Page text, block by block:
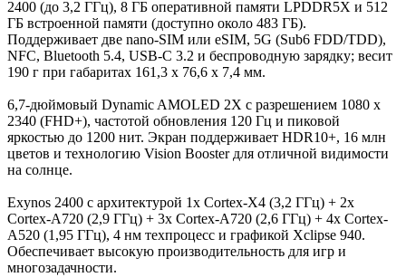
2400 (до 3,2 ГГц), 8 ГБ оперативной памяти LPDDR5X и 512
ГБ встроенной памяти (доступно около 483 ГБ).
Поддерживает две nano-SIM или eSIM, 5G (Sub6 FDD/TDD),
NFC, Bluetooth 5.4, USB-C 3.2 и беспроводную зарядку; весит
190 г при габаритах 161,3 x 76,6 x 7,4 мм.
6,7-дюймовый Dynamic AMOLED 2X с разрешением 1080 x
2340 (FHD+), частотой обновления 120 Гц и пиковой
яркостью до 1200 нит. Экран поддерживает HDR10+, 16 млн
цветов и технологию Vision Booster для отличной видимости
на солнце.
Exynos 2400 с архитектурой 1x Cortex-X4 (3,2 ГГц) + 2x
Cortex-A720 (2,9 ГГц) + 3x Cortex-A720 (2,6 ГГц) + 4x Cortex-
A520 (1,95 ГГц), 4 нм техпроцесс и графикой Xclipse 940.
Обеспечивает высокую производительность для игр и
многозадачности.